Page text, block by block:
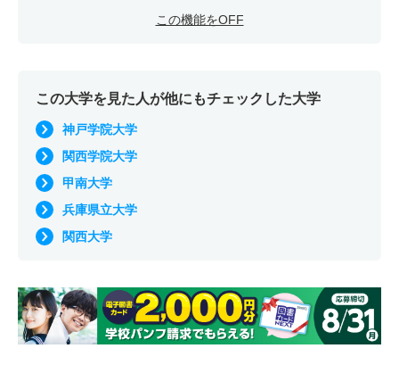
この機能をOFF
この大学を見た人が他にもチェックした大学
神戸学院大学
関西学院大学
甲南大学
兵庫県立大学
関西大学